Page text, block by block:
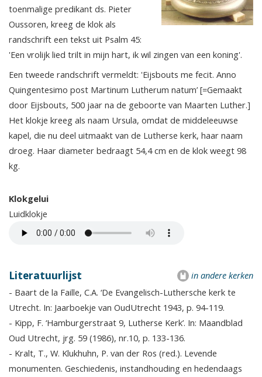
toenmalige predikant ds. Pieter
Oussoren, kreeg de klok als
randschrift een tekst uit Psalm 45:
'Een vrolijk lied trilt in mijn hart, ik wil zingen van een koning'.
Een tweede randschrift vermeldt: 'Eijsbouts me fecit. Anno
Quingentesimo post Martinum Lutherum natum’ [=Gemaakt
door Eijsbouts, 500 jaar na de geboorte van Maarten Luther.]
Het klokje kreeg als naam Ursula, omdat de middeleeuwse
kapel, die nu deel uitmaakt van de Lutherse kerk, haar naam
droeg. Haar diameter bedraagt 54,4 cm en de klok weegt 98
kg.
Klokgelui
Luidklokje
in andere kerken
Literatuurlijst
- Baart de la Faille, C.A. ‘De Evangelisch-Luthersche kerk te
Utrecht. In: Jaarboekje van OudUtrecht 1943, p. 94-119.
- Kipp, F. ‘Hamburgerstraat 9, Lutherse Kerk’. In: Maandblad
Oud Utrecht, jrg. 59 (1986), nr.10, p. 133-136.
- Kralt, T., W. Klukhuhn, P. van der Ros (red.). Levende
monumenten. Geschiedenis, instandhouding en hedendaags